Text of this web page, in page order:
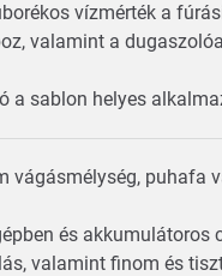
vízmérték a
valamint a
sablon helyes
vágásmélység, puhafa
és
valamint finom és